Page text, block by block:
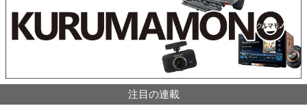
注目の連載